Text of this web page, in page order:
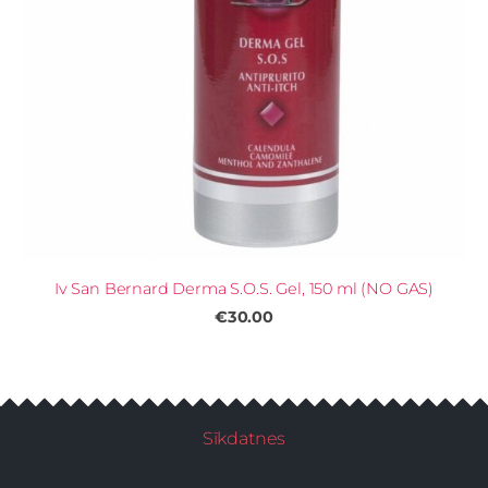
Iv San Bernard Derma S.O.S. Gel, 150 ml (NO GAS)
€30.00
Sīkdatnes